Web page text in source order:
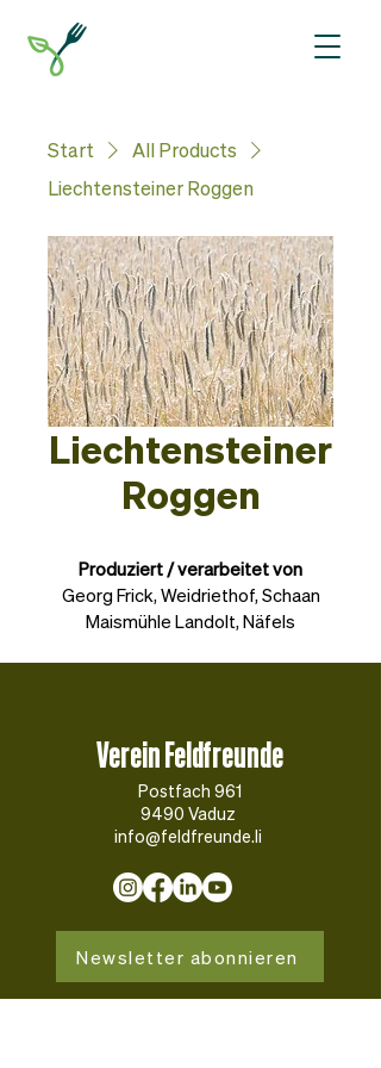
Start
All Products
Liechtensteiner Roggen
Liechtensteiner
Roggen
Produziert / verarbeitet von
Georg Frick, Weidriethof, Schaan
Maismühle Landolt, Näfels
Verein Feldfreunde
Postfach 961
9490 Vaduz
info@feldfreunde.li
Newsletter abonnieren